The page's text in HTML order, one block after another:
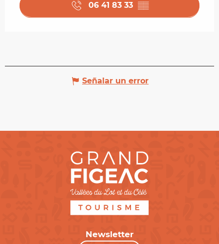
06 41 83 33 ▒▒
Señalar un error
Newsletter